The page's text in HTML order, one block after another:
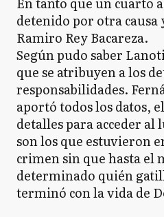
detenido por otra causa
Ramiro Rey Bacareza.
Según pudo saber
que se atribuyen a los
responsabilidades.
aportó todos los datos,
detalles para acceder al
son los que estuvieron
crimen sin que hasta el
determinado quién
terminó con la vida de